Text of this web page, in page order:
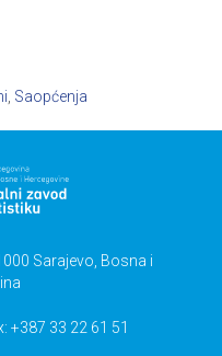
Saopćenja
Sarajevo, Bosna i
+387 33 22 61 51